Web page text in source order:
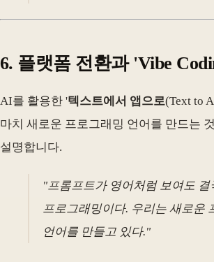
6. 플랫폼 전환과 'Vibe
AI를 활용한 '텍스트에서 앱으로(Text to
마치 새로운 프로그래밍 언어를 만드는
설명합니다.
"프롬프트가 영어처럼 보여도 결
프로그래밍이다. 우리는 새로운
언어를 만들고 있다."